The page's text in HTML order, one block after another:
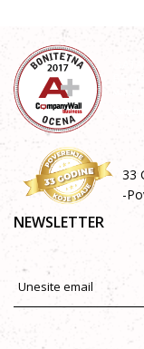
33
-
NEWSLETTER